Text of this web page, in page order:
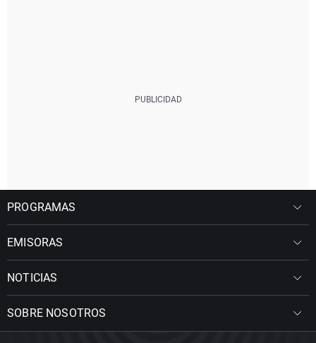
PROGRAMAS
EMISORAS
NOTICIAS
SOBRE NOSOTROS